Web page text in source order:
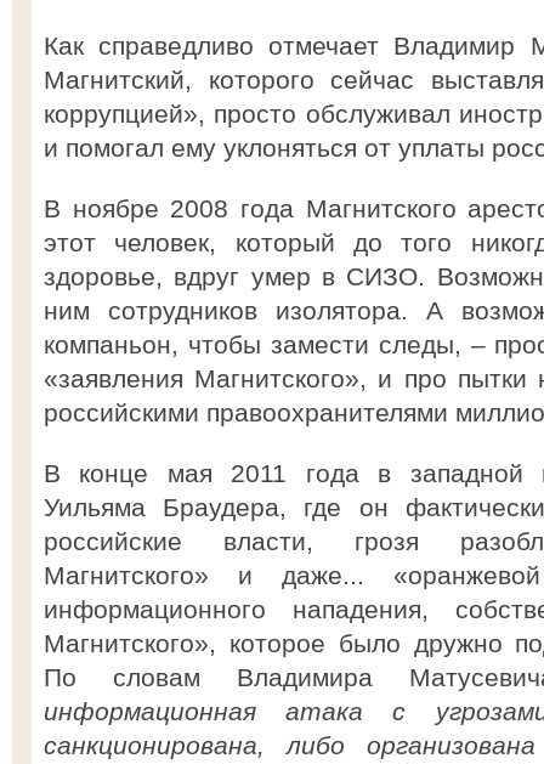
Как справедливо отмечает Владимир
Магнитский, которого сейчас
коррупцией», просто обслуживал
и помогал ему уклоняться от уплаты
В ноябре 2008 года Магнитского
этот человек, который до того
здоровье, вдруг умер в СИЗО.
ним сотрудников изолятора. А
компаньон, чтобы замести следы, –
«заявления Магнитского», и про
российскими правоохранителями
В конце мая 2011 года в западной
Уильяма Браудера, где он
российские власти, грозя
Магнитского» и даже...
информационного нападения,
Магнитского», которое было дружно
По словам Владимира
информационная атака с
санкционирована, либо